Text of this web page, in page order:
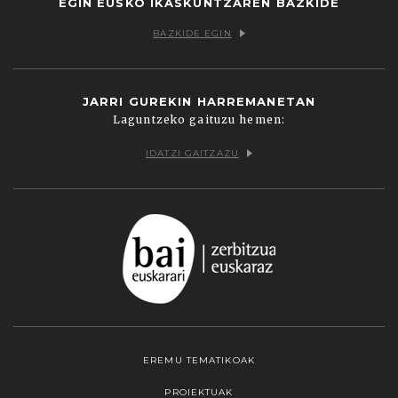
BAZKIDE EGIN
JARRI GUREKIN HARREMANETAN
Laguntzeko gaituzu hemen:
IDATZI GAITZAZU
EREMU TEMATIKOAK
PROIEKTUAK